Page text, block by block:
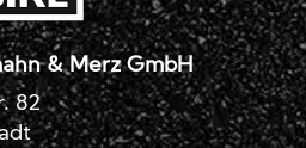
& Merz GmbH
82